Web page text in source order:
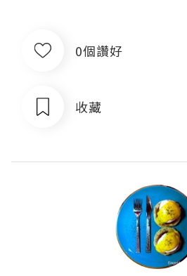
0個讚好
收藏